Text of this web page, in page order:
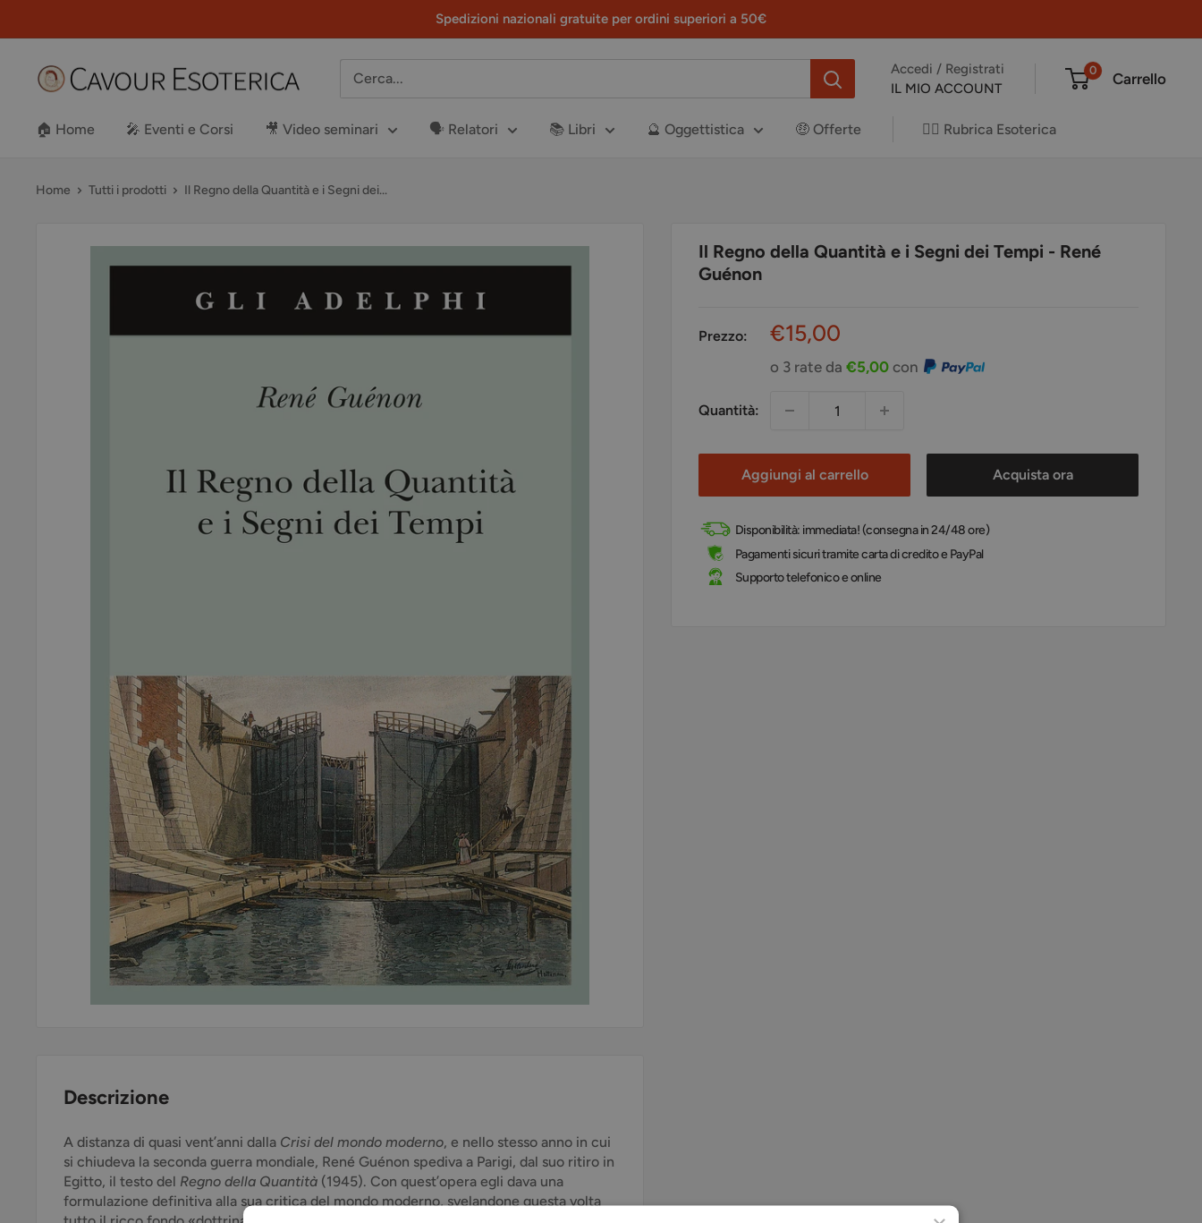
al
contenuto
Spedizioni nazionali gratuite per ordini superiori a 50€
Libreria
Esoterica
Accedi / Registrati
IL MIO ACCOUNT
0 Carrello
🏠 Home 🎤 Eventi e Corsi 🎥 Video seminari 🗣️ Relatori 📚 Libri 🔮 Oggettistica 🤑 Offerte ✍🏻 Rubrica Esoterica
Home Tutti i prodotti Il Regno della Quantità e i Segni dei...
Il Regno della Quantità e i Segni dei Tempi - René
Guénon
Prezzo:
Prezzo
scontato
€15,00
o 3 rate da€5,00 con
Quantità:
Aggiungi al carrello Acquista ora
Disponibilità: immediata! (consegna in 24/48 ore)
Pagamenti sicuri tramite carta di credito e PayPal
Supporto telefonico e online
Descrizione
A distanza di quasi vent’anni dalla Crisi del mondo moderno, e nello stesso anno in cui
si chiudeva la seconda guerra mondiale, René Guénon spediva a Parigi, dal suo ritiro in
Egitto, il testo del Regno della Quantità (1945). Con quest’opera egli dava una
formulazione definitiva alla sua critica del mondo moderno, svelandone questa volta